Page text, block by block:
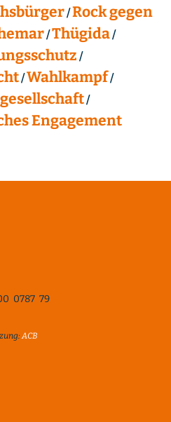
Rock gegen
Thügida
Wahlkampf
Engagement
0787 79
ACB